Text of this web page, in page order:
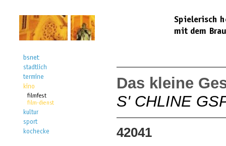
Das kleine
S' CHLINE
42041